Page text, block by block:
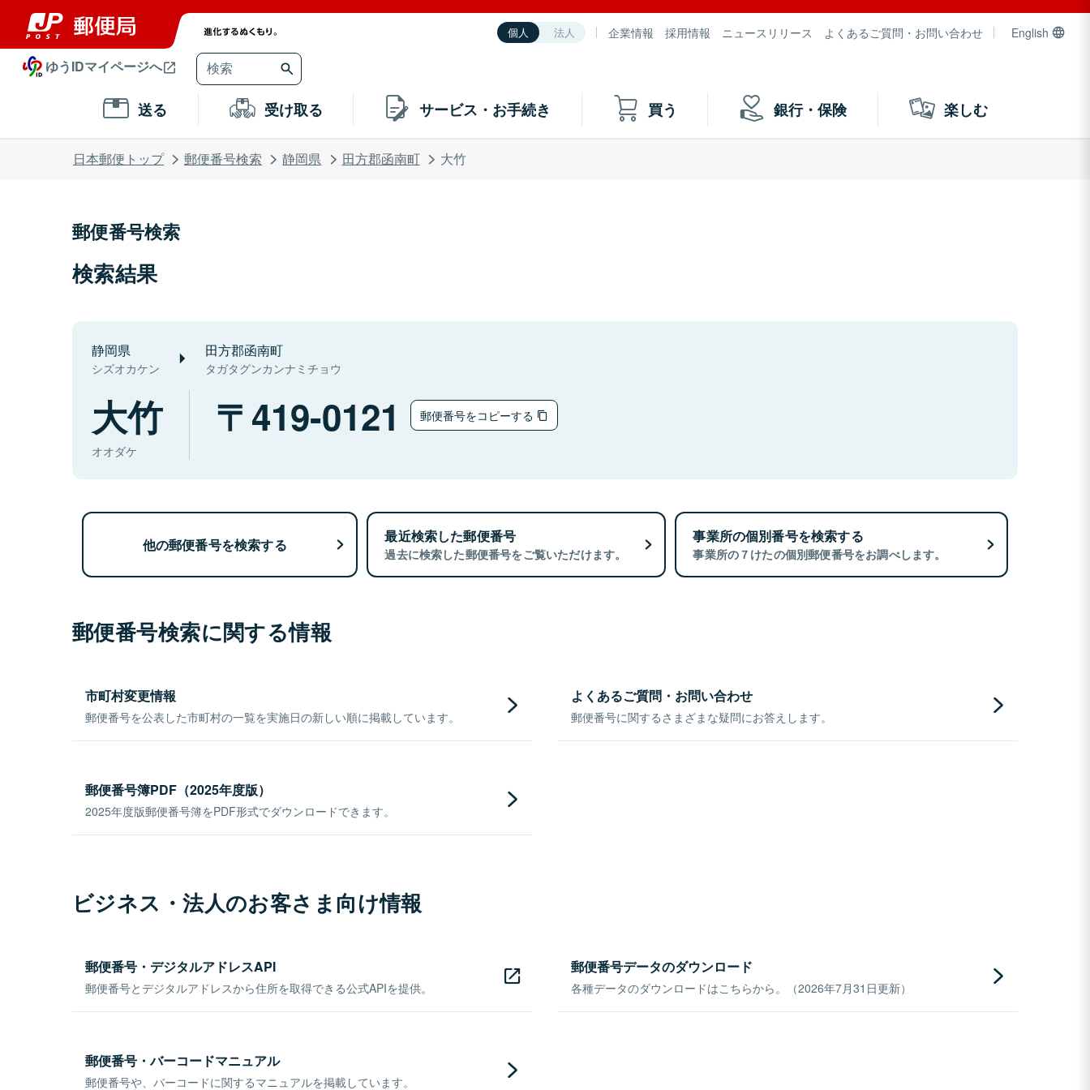
個人 法人 企業情報 採用情報 ニュースリリース よくあるご質問・お問い合わせ English
ゆうIDマイページへ
送る 受け取る サービス・お手続き 買う 銀行・保険 楽しむ
日本郵便トップ 郵便番号検索 静岡県 田方郡函南町 大竹
郵便番号検索
検索結果
静岡県
シズオカケン
田方郡函南町
タガタグンカンナミチョウ
大竹
オオダケ
419-0121 郵便番号をコピーする
他の郵便番号を検索する 最近検索した郵便番号
過去に検索した郵便番号をご覧いただけます。
事業所の個別番号を検索する
事業所の７けたの個別郵便番号をお調べします。
郵便番号検索に関する情報
市町村変更情報
郵便番号を公表した市町村の一覧を実施日の新しい順に掲載しています。
よくあるご質問・お問い合わせ
郵便番号に関するさまざまな疑問にお答えします。
郵便番号簿PDF（2025年度版）
2025年度版郵便番号簿をPDF形式でダウンロードできます。
ビジネス・法人のお客さま向け情報
郵便番号・デジタルアドレスAPI
郵便番号とデジタルアドレスから住所を取得できる公式APIを提供。
郵便番号データのダウンロード
各種データのダウンロードはこちらから。（2026年7月31日更新）
郵便番号・バーコードマニュアル
郵便番号や、バーコードに関するマニュアルを掲載しています。